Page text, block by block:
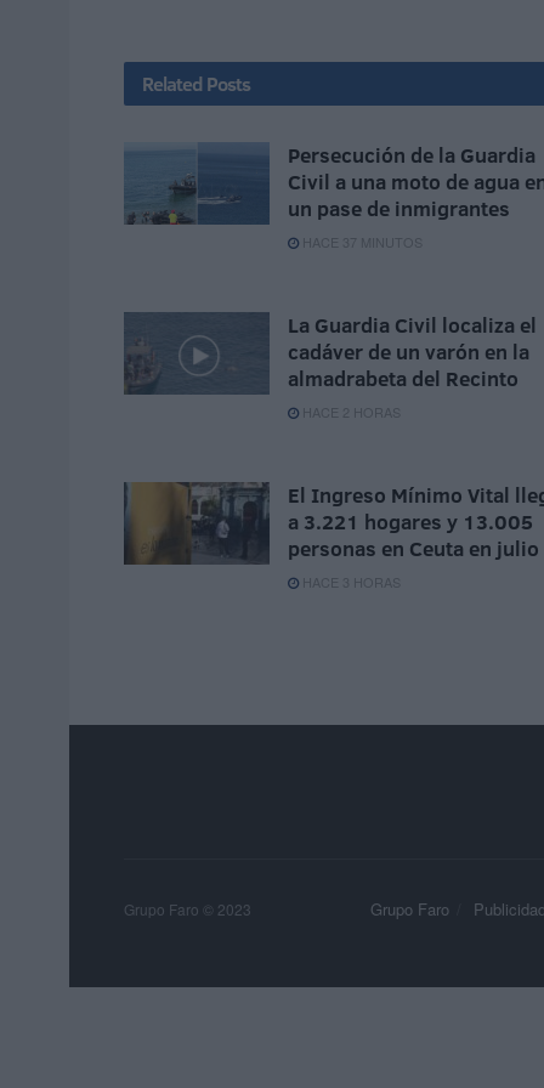
Related Posts
Persecución de la Guardia
Civil a una moto de agua
un pase de inmigrantes
HACE 37 MINUTOS
La Guardia Civil localiza el
cadáver de un varón en la
almadrabeta del Recinto
HACE 2 HORAS
El Ingreso Mínimo Vital
a 3.221 hogares y 13.005
personas en Ceuta en julio
HACE 3 HORAS
Grupo Faro Publicidad
Grupo Faro © 2023